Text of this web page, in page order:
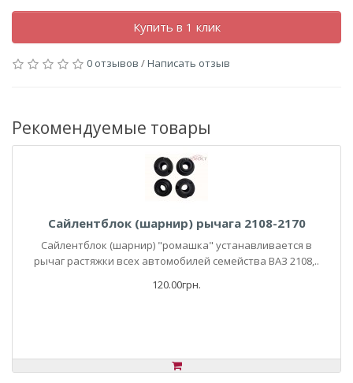
Купить в 1 клик
0 отзывов /Написать отзыв
Рекомендуемые товары
Сайлентблок (шарнир) рычага 2108-2170
Сайлентблок (шарнир) "ромашка" устанавливается в
рычаг растяжки всех автомобилей семейства ВАЗ 2108,..
120.00грн.